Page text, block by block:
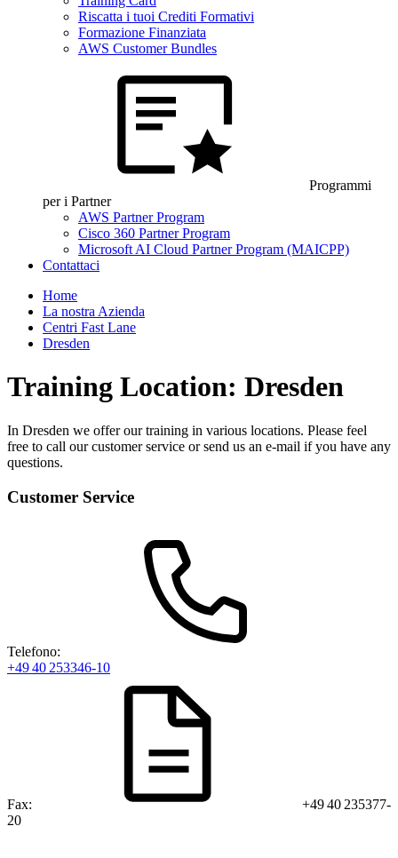
Riscatta i tuoi Crediti Formativi
Formazione Finanziata
AWS Customer Bundles
Programmi
per i Partner
AWS Partner Program
Cisco 360 Partner Program
Microsoft AI Cloud Partner Program (MAICPP)
Contattaci
Home
La nostra Azienda
Centri Fast Lane
Dresden
Training Location: Dresden
In Dresden we offer our training in various locations. Please feel
free to call our customer service or send us an e-mail if you have any
questions.
Customer Service
Telefono:
+49 40 253346-10
Fax:
+49 40 235377-
20